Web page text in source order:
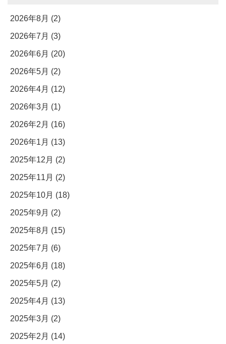
2026年8月 (2)
2026年7月 (3)
2026年6月 (20)
2026年5月 (2)
2026年4月 (12)
2026年3月 (1)
2026年2月 (16)
2026年1月 (13)
2025年12月 (2)
2025年11月 (2)
2025年10月 (18)
2025年9月 (2)
2025年8月 (15)
2025年7月 (6)
2025年6月 (18)
2025年5月 (2)
2025年4月 (13)
2025年3月 (2)
2025年2月 (14)